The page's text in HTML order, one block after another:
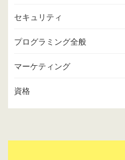
セキュリティ
プログラミング全般
マーケティング
資格